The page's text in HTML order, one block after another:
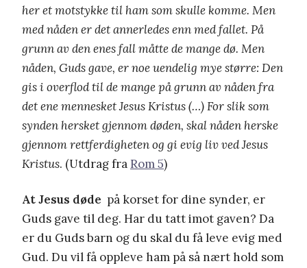
her et motstykke til ham som skulle komme. Men
med nåden er det annerledes enn med fallet. På
grunn av den enes fall måtte de mange dø. Men
nåden, Guds gave, er noe uendelig mye større: Den
gis i overflod til de mange på grunn av nåden fra
det ene mennesket Jesus Kristus (…) For slik som
synden hersket gjennom døden, skal nåden herske
gjennom rettferdigheten og gi evig liv ved Jesus
Kristus. (Utdrag fra Rom 5)
At Jesus døde på korset for dine synder, er
Guds gave til deg. Har du tatt imot gaven? Da
er du Guds barn og du skal du få leve evig med
Gud. Du vil få oppleve ham på så nært hold som